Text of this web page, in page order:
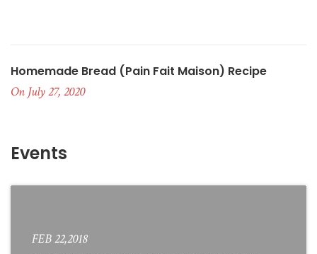
Homemade Bread (pain Fait Maison) Recipe
On July 27, 2020
Events
FEB 22,2018